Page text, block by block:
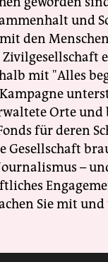
und
den
mit "Alles
Orte und
für deren
Gesellschaft
–
Sie mit